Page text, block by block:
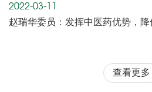
2022-03-11
赵瑞华委员：发挥中医药优势，
查看更多